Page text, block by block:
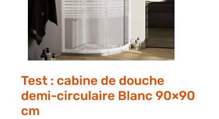
Test : cabine de douche
demi-circulaire Blanc 90×90
cm